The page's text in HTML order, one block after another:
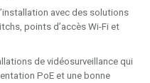
avec des solutions
points d’accès Wi-Fi et
de vidéosurveillance qui
PoE et une bonne